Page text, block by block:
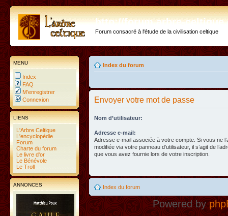
http://forum.arbre-
Forum consacré à l'étude de la civilisation celtique
MENU
Index
FAQ
M’enregistrer
Connexion
LIENS
L'Arbre Celtique
L'encyclopédie
Forum
Charte du forum
Le livre d'or
Le Bénévole
Le Troll
ANNONCES
Index du forum
Envoyer votre mot de passe
Nom d’utilisateur:
Adresse e-mail:
Adresse e-mail associée à votre compte. Si vous ne
modifiée via votre panneau d’utilisateur, il s’agit de
que vous avez fournie lors de votre inscription.
Index du forum
Powered by